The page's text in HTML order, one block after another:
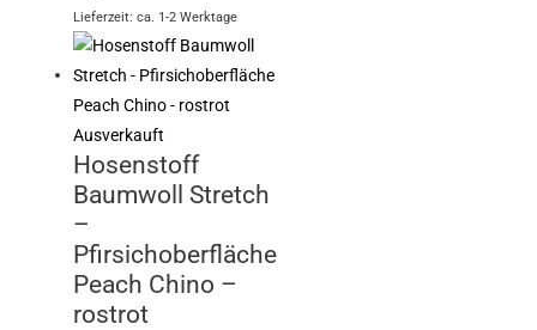
Lieferzeit: ca. 1-2 Werktage
Ausverkauft
Hosenstoff
Baumwoll Stretch
–
Pfirsichoberfläche
Peach Chino –
rostrot